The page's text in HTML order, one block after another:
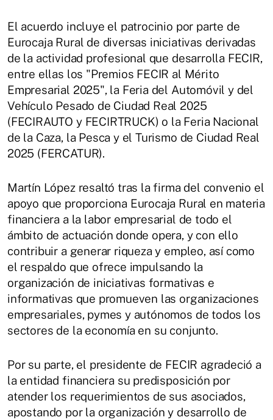
El acuerdo incluye el patrocinio por parte de
Eurocaja Rural de diversas iniciativas derivadas
de la actividad profesional que desarrolla FECIR,
entre ellas los "Premios FECIR al Mérito
Empresarial 2025", la Feria del Automóvil y del
Vehículo Pesado de Ciudad Real 2025
(FECIRAUTO y FECIRTRUCK) o la Feria Nacional
de la Caza, la Pesca y el Turismo de Ciudad Real
2025 (FERCATUR).
Martín López resaltó tras la firma del convenio el
apoyo que proporciona Eurocaja Rural en materia
financiera a la labor empresarial de todo el
ámbito de actuación donde opera, y con ello
contribuir a generar riqueza y empleo, así como
el respaldo que ofrece impulsando la
organización de iniciativas formativas e
informativas que promueven las organizaciones
empresariales, pymes y autónomos de todos los
sectores de la economía en su conjunto.
Por su parte, el presidente de FECIR agradeció a
la entidad financiera su predisposición por
atender los requerimientos de sus asociados,
apostando por la organización y desarrollo de